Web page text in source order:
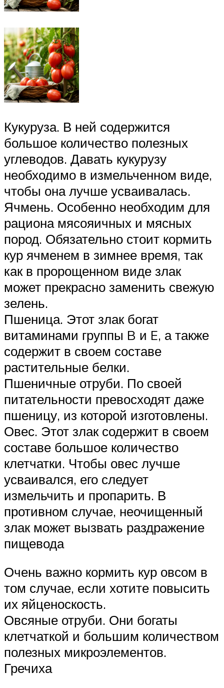
Кукуруза. В ней содержится
большое количество полезных
углеводов. Давать кукурузу
необходимо в измельченном виде,
чтобы она лучше усваивалась.
Ячмень. Особенно необходим для
рациона мясояичных и мясных
пород. Обязательно стоит кормить
кур ячменем в зимнее время, так
как в пророщенном виде злак
может прекрасно заменить свежую
зелень.
Пшеница. Этот злак богат
витаминами группы B и E, а также
содержит в своем составе
растительные белки.
Пшеничные отруби. По своей
питательности превосходят даже
пшеницу, из которой изготовлены.
Овес. Этот злак содержит в своем
составе большое количество
клетчатки. Чтобы овес лучше
усваивался, его следует
измельчить и пропарить. В
противном случае, неочищенный
злак может вызвать раздражение
пищевода
Очень важно кормить кур овсом в
том случае, если хотите повысить
их яйценоскость.
Овсяные отруби. Они богаты
клетчаткой и большим количеством
полезных микроэлементов.
Гречиха